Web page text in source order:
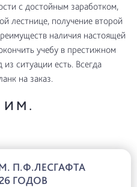
с достойным заработком,
лестнице, получение второй
наличия настоящей
учебу в престижном
ситуации есть. Всегда
на заказ.
ИМ.
П.Ф.ЛЕСГАФТА
ГОДОВ